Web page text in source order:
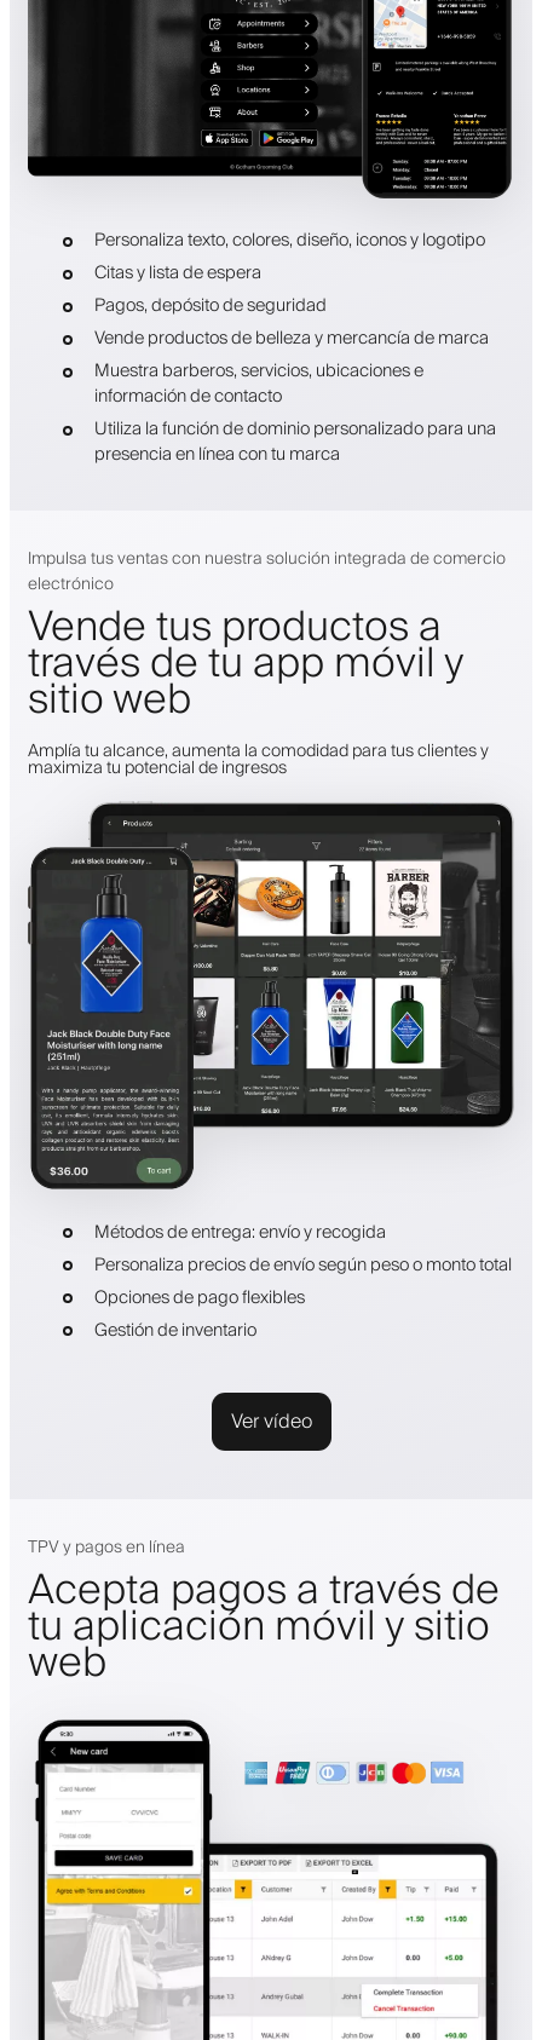
Personaliza texto, colores, diseño, iconos y logotipo
Citas y lista de espera
Pagos, depósito de seguridad
Vende productos de belleza y mercancía de marca
Muestra barberos, servicios, ubicaciones e
información de contacto
Utiliza la función de dominio personalizado para una
presencia en línea con tu marca
Impulsa tus ventas con nuestra solución integrada de comercio
electrónico
Vende tus productos a
través de tu app móvil y
sitio web
Amplía tu alcance, aumenta la comodidad para tus clientes y
maximiza tu potencial de ingresos
Métodos de entrega: envío y recogida
Personaliza precios de envío según peso o monto total
Opciones de pago flexibles
Gestión de inventario
Ver vídeo
TPV y pagos en línea
Acepta pagos a través de
tu aplicación móvil y sitio
web